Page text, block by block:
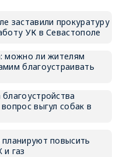
заставили прокуратуру
УК в Севастополе
можно ли жителям
благоустраивать
выгул собак в
повысить
газ